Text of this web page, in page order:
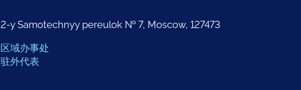
2-y Samotechnyy pereulok № 7, Moscow, 127473
区域办事处
驻外代表